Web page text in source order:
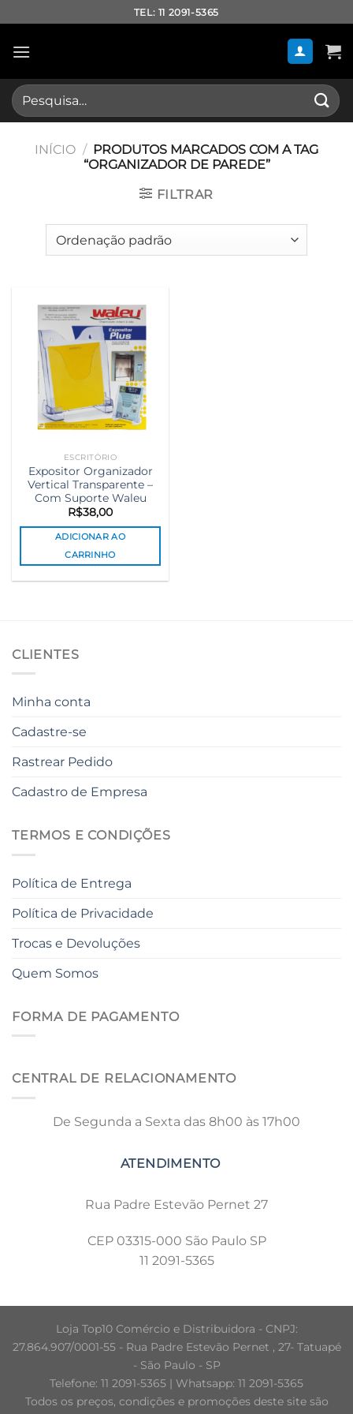
to
content
TEL: 11 2091-5365
Pesquisar
por:
INÍCIO / PRODUTOS MARCADOS COM A TAG
“ORGANIZADOR DE PAREDE”
FILTRAR
ESCRITÓRIO
Expositor Organizador
Vertical Transparente –
Com Suporte Waleu
R$38,00
ADICIONAR AO
CARRINHO
CLIENTES
Minha conta
Cadastre-se
Rastrear Pedido
Cadastro de Empresa
TERMOS E CONDIÇÕES
Política de Entrega
Política de Privacidade
Trocas e Devoluções
Quem Somos
FORMA DE PAGAMENTO
CENTRAL DE RELACIONAMENTO
De Segunda a Sexta das 8h00 às 17h00
Rua Padre Estevão Pernet 27
CEP 03315-000 São Paulo SP
11 2091-5365
Loja Top10 Comércio e Distribuidora - CNPJ:
27.864.907/0001-55 - Rua Padre Estevão Pernet , 27- Tatuapé
- São Paulo - SP
Telefone: 11 2091-5365 | Whatsapp: 11 2091-5365
Todos os preços, condições e promoções deste site são